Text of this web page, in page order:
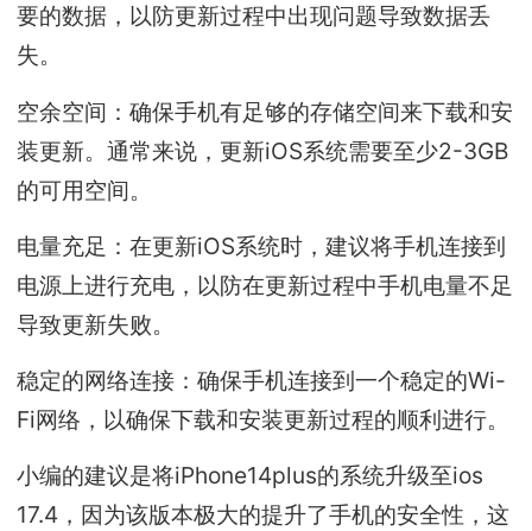
要的数据，以防更新过程中出现问题导致数据丢
失。
空余空间：确保手机有足够的存储空间来下载和安
装更新。通常来说，更新iOS系统需要至少2-3GB
的可用空间。
电量充足：在更新iOS系统时，建议将手机连接到
电源上进行充电，以防在更新过程中手机电量不足
导致更新失败。
稳定的网络连接：确保手机连接到一个稳定的Wi-
Fi网络，以确保下载和安装更新过程的顺利进行。
小编的建议是将iPhone14plus的系统升级至ios
17.4，因为该版本极大的提升了手机的安全性，这